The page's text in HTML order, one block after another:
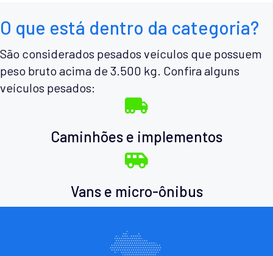
O que está dentro da categoria?
São considerados pesados veículos que possuem
peso bruto acima de 3.500 kg. Confira alguns
veículos pesados:
Caminhões e implementos
Vans e micro-ônibus